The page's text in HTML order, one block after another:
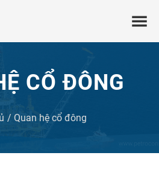
CỔ ĐÔNG
Quan hệ cổ đông